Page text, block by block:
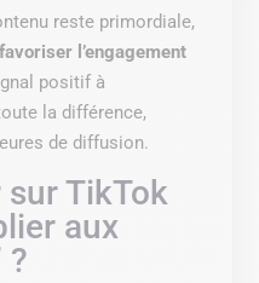
reste primordiale,
favoriser l’engagement
positif à
la différence,
de diffusion.
TikTok
aux
?